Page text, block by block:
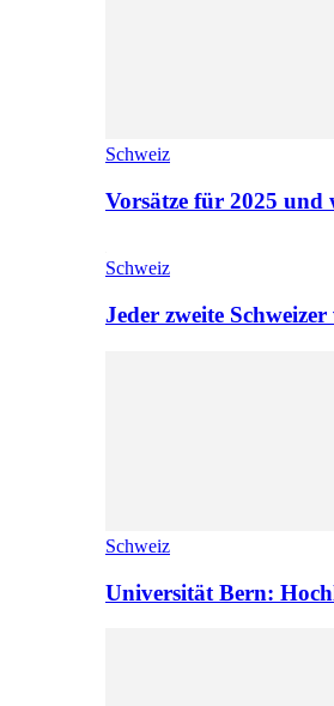
Schweiz
Vorsätze für 2025
Schweiz
Jeder zweite
Schweiz
Universität Bern: